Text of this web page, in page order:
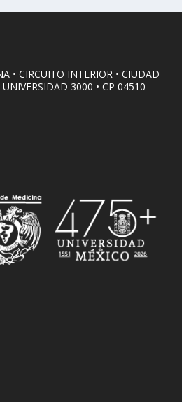
• CIRCUITO INTERIOR • CIUDAD
UNIVERSIDAD 3000 • CP 04510